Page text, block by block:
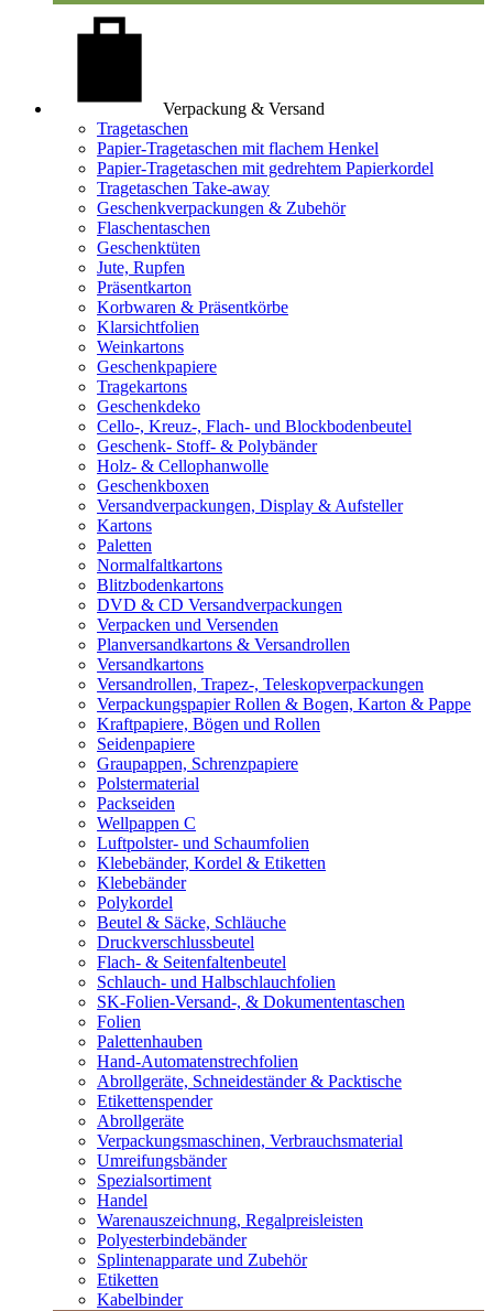
Verpackung & Versand
Tragetaschen
Papier-Tragetaschen mit flachem Henkel
Papier-Tragetaschen mit gedrehtem Papierkordel
Tragetaschen Take-away
Geschenkverpackungen & Zubehör
Flaschentaschen
Geschenktüten
Jute, Rupfen
Präsentkarton
Korbwaren & Präsentkörbe
Klarsichtfolien
Weinkartons
Geschenkpapiere
Tragekartons
Geschenkdeko
Cello-, Kreuz-, Flach- und Blockbodenbeutel
Geschenk- Stoff- & Polybänder
Holz- & Cellophanwolle
Geschenkboxen
Versandverpackungen, Display & Aufsteller
Kartons
Paletten
Normalfaltkartons
Blitzbodenkartons
DVD & CD Versandverpackungen
Verpacken und Versenden
Planversandkartons & Versandrollen
Versandkartons
Versandrollen, Trapez-, Teleskopverpackungen
Verpackungspapier Rollen & Bogen, Karton & Pappe
Kraftpapiere, Bögen und Rollen
Seidenpapiere
Graupappen, Schrenzpapiere
Polstermaterial
Packseiden
Wellpappen C
Luftpolster- und Schaumfolien
Klebebänder, Kordel & Etiketten
Klebebänder
Polykordel
Beutel & Säcke, Schläuche
Druckverschlussbeutel
Flach- & Seitenfaltenbeutel
Schlauch- und Halbschlauchfolien
SK-Folien-Versand-, & Dokumententaschen
Folien
Palettenhauben
Hand-Automatenstrechfolien
Abrollgeräte, Schneideständer & Packtische
Etikettenspender
Abrollgeräte
Verpackungsmaschinen, Verbrauchsmaterial
Umreifungsbänder
Spezialsortiment
Handel
Warenauszeichnung, Regalpreisleisten
Polyesterbindebänder
Splintenapparate und Zubehör
Etiketten
Kabelbinder